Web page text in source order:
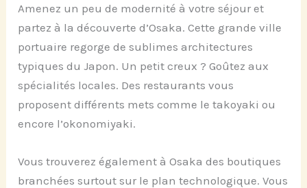
Amenez un peu de modernité à votre séjour et
partez à la découverte d’Osaka. Cette grande ville
portuaire regorge de sublimes architectures
typiques du Japon. Un petit creux ? Goûtez aux
spécialités locales. Des restaurants vous
proposent différents mets comme le takoyaki ou
encore l’okonomiyaki.
Vous trouverez également à Osaka des boutiques
branchées surtout sur le plan technologique. Vous